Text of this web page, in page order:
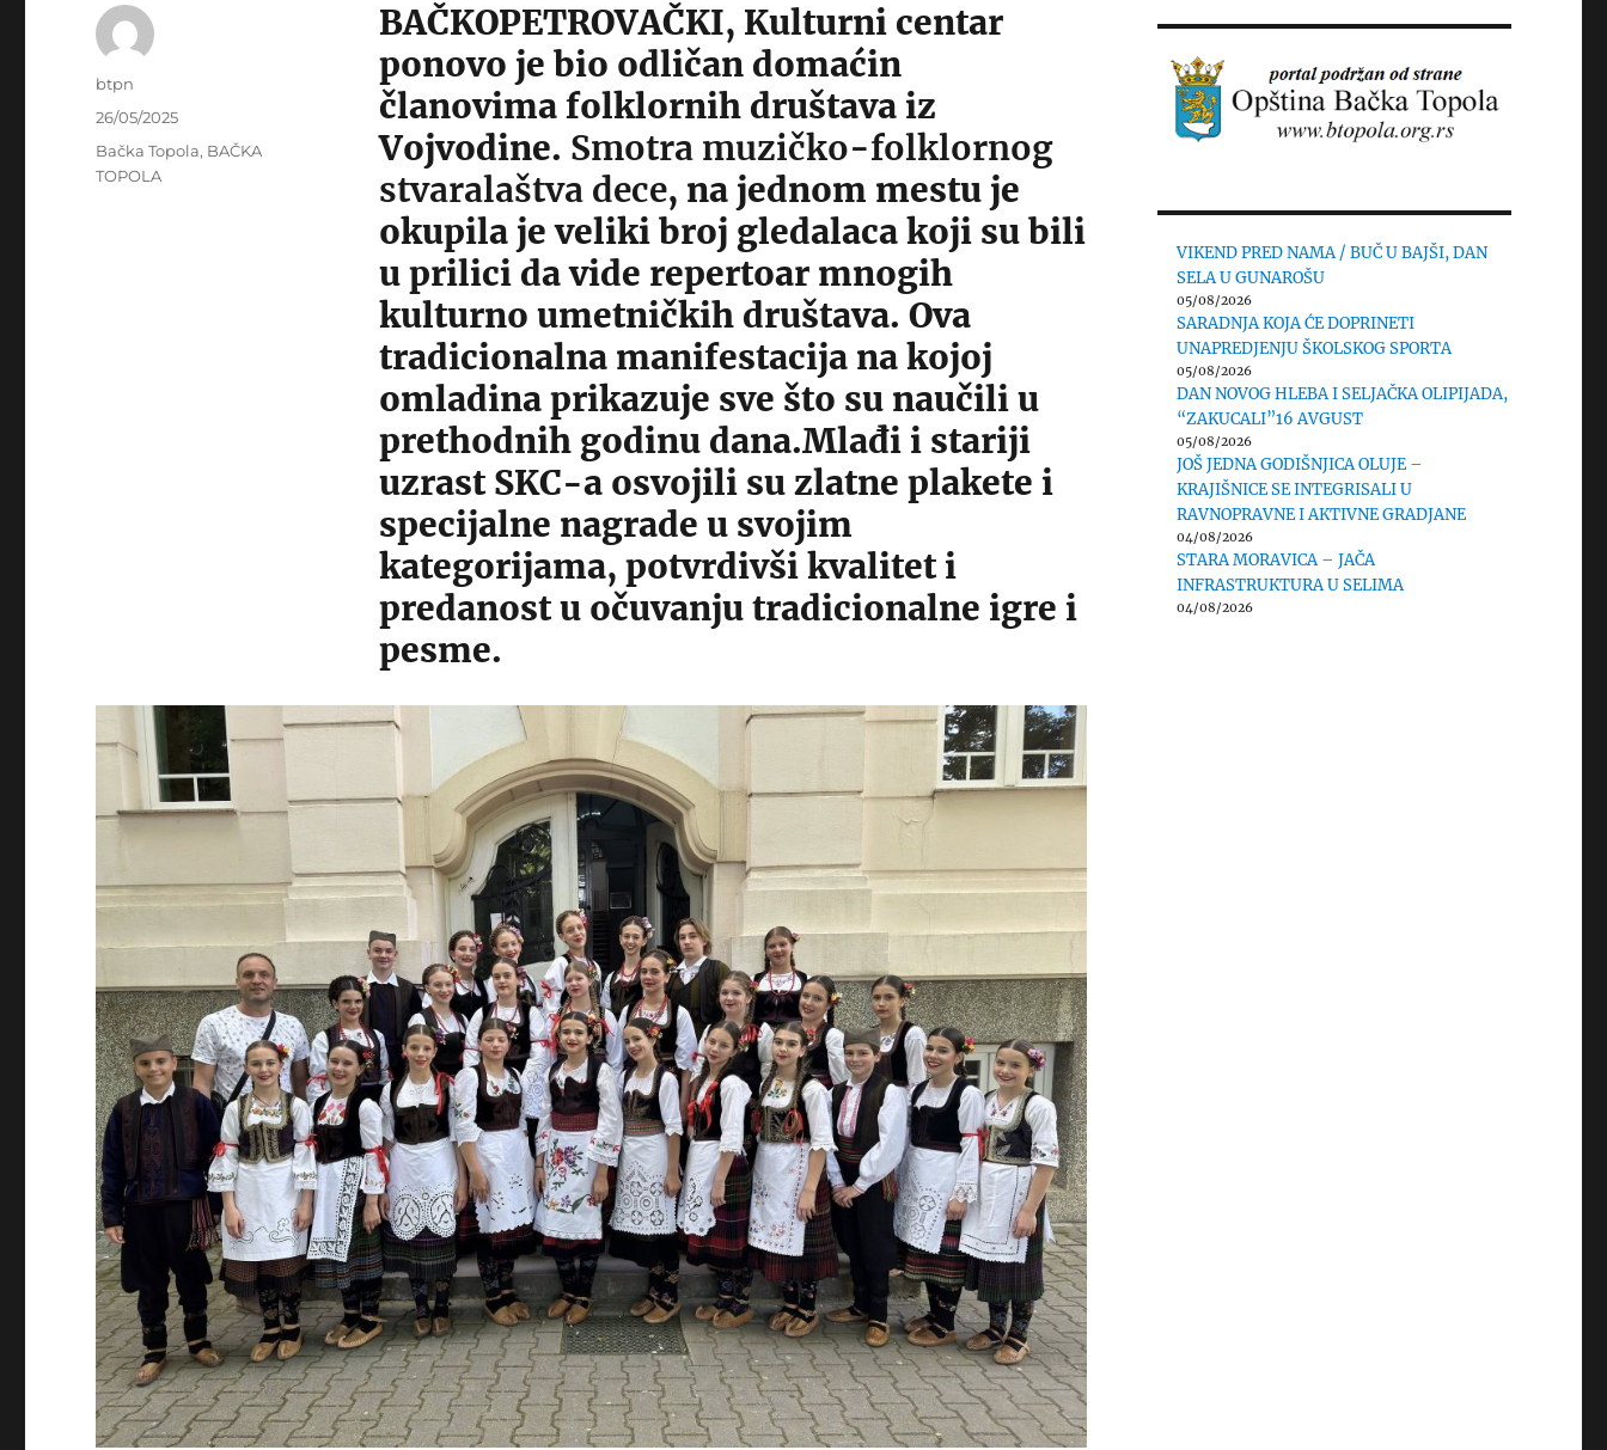
BAČKOPETROVAČKI, Kulturni centar
ponovo je bio odličan domaćin
članovima folklornih društava iz
Vojvodine. Smotra muzičko-folklornog
stvaralaštva dece, na jednom mestu je
okupila je veliki broj gledalaca koji su bili
u prilici da vide repertoar mnogih
kulturno umetničkih društava. Ova
tradicionalna manifestacija na kojoj
omladina prikazuje sve što su naučili u
prethodnih godinu dana.Mlađi i stariji
uzrast SKC-a osvojili su zlatne plakete i
specijalne nagrade u svojim
kategorijama, potvrdivši kvalitet i
predanost u očuvanju tradicionalne igre i
pesme.
Author
btpn
Posted
26/05/2025
Categories
Bačka Topola, BAČKA
TOPOLA
VIKEND PRED NAMA / BUČ U BAJŠI, DAN
SELA U GUNAROŠU
05/08/2026
SARADNJA KOJA ĆE DOPRINETI
UNAPREDJENJU ŠKOLSKOG SPORTA
05/08/2026
DAN NOVOG HLEBA I SELJAČKA OLIPIJADA,
“ZAKUCALI”16 AVGUST
05/08/2026
JOŠ JEDNA GODIŠNJICA OLUJE –
KRAJIŠNICE SE INTEGRISALI U
RAVNOPRAVNE I AKTIVNE GRADJANE
04/08/2026
STARA MORAVICA – JAČA
INFRASTRUKTURA U SELIMA
04/08/2026